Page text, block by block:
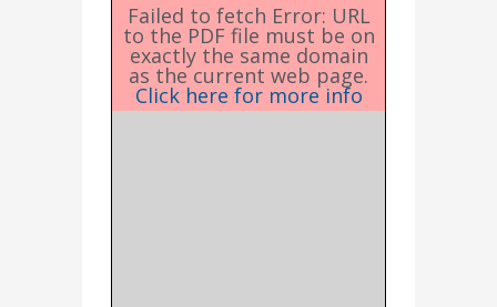
Failed to fetch Error: URL
to the PDF file must be on
exactly the same domain
as the current web page.
Click here for more info